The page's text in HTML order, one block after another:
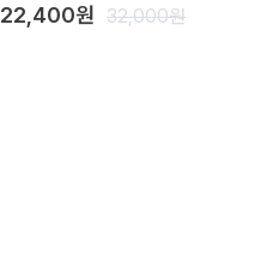
22,400원 32,000원